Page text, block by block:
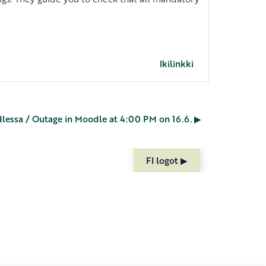
Ikilinkki
/ Outage in Moodle at 4:00 PM on 16.6. ▶︎
FI logot ▶︎